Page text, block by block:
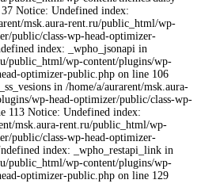
Notice: Undefined index:
msk.aura-rent.ru/public_html/wp-
public/class-wp-head-optimizer-
index: _wpho_jsonapi in
public_html/wp-content/plugins/wp-
optimizer-public.php on line 106
in /home/a/aurarent/msk.aura-
wp-head-optimizer/public/class-wp-
113 Notice: Undefined index:
msk.aura-rent.ru/public_html/wp-
public/class-wp-head-optimizer-
index: _wpho_restapi_link in
public_html/wp-content/plugins/wp-
optimizer-public.php on line 129